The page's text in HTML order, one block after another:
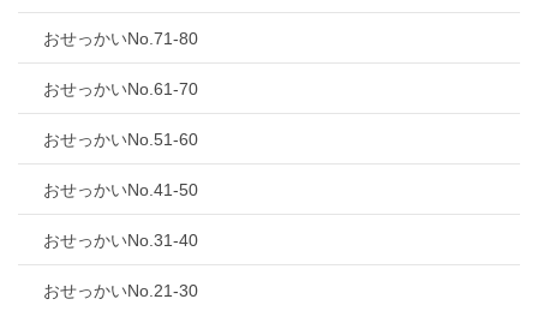
おせっかいNo.71-80
おせっかいNo.61-70
おせっかいNo.51-60
おせっかいNo.41-50
おせっかいNo.31-40
おせっかいNo.21-30